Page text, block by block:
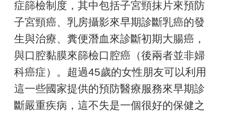
症篩檢制度，其中包括子宮頸抹片來預防
子宮頸癌、乳房攝影來早期診斷乳癌的發
生與治療、糞便潛血來診斷初期大腸癌，
與口腔黏膜來篩檢口腔癌（後兩者並非婦
科癌症）。超過45歲的女性朋友可以利用
這一些國家提供的預防醫療服務來早期診
斷嚴重疾病，這不失是一個很好的保健之